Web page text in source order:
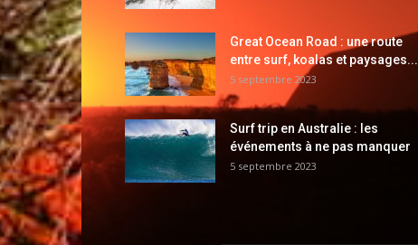
Great Ocean Road : une route
entre surf, koalas et paysages...
5 septembre 2023
Surf trip en Australie : les
événements à ne pas manquer
5 septembre 2023